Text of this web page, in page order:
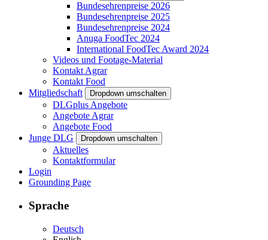
Bundesehrenpreise 2026
Bundesehrenpreise 2025
Bundesehrenpreise 2024
Anuga FoodTec 2024
International FoodTec Award 2024
Videos und Footage-Material
Kontakt Agrar
Kontakt Food
Mitgliedschaft
Dropdown umschalten
DLGplus Angebote
Angebote Agrar
Angebote Food
Junge DLG
Dropdown umschalten
Aktuelles
Kontaktformular
Login
Grounding Page
Sprache
Deutsch